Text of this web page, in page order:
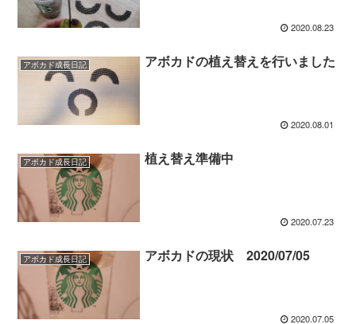
2020.08.23
アボカド成長日記 アボカドの植え替えを行いました
2020.08.01
アボカド成長日記 植え替え準備中
2020.07.23
アボカド成長日記 アボカドの現状 2020/07/05
2020.07.05